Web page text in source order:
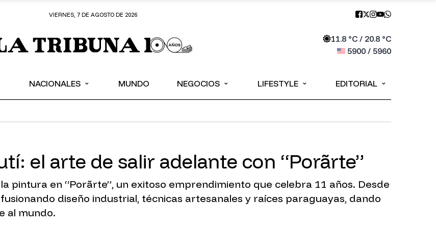
VIERNES, 7 DE AGOSTO DE 2026
11.8°C / 20.8°C
5900/ 5960
NACIONALES ⌄ MUNDO NEGOCIOS ⌄ LIFESTYLE ⌄ EDITORIAL ⌄
el arte de salir adelante con “Porãrte”
pintura en “Porãrte”, un exitoso emprendimiento que celebra 11 años. Desde
diseño industrial, técnicas artesanales y raíces paraguayas, dando
al mundo.